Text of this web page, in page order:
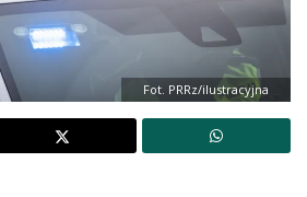
Fot. PRRz/ilustracyjna